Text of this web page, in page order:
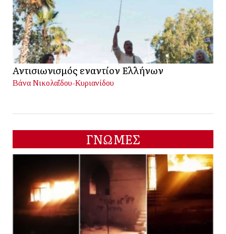
Αντισιωνισμός εναντίον Ελλήνων
Βάνα Νικολαΐδου-Κυριανίδου
ΓΝΩΜΕΣ